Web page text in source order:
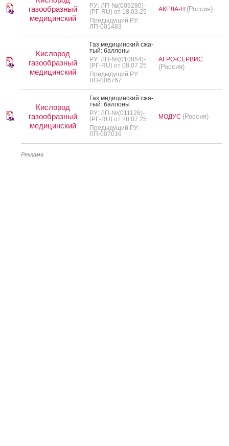
газообразный
медицинский
РУ: ЛП-№(009280)-
(РГ-RU) от 18.03.25
Предыдущий РУ:
ЛП-001483
АКЕЛА-Н (Россия)
Кислород
газообразный
медицинский
Газ ме­дицин­ский сжа­
тый: бал­ло­ны
РУ: ЛП-№(010854)-
(РГ-RU) от 08.07.25
Предыдущий РУ:
ЛП-006767
АГРО-СЕРВИС
(Россия)
Кислород
газообразный
медицинский
Газ ме­дицин­ский сжа­
тый: бал­ло­ны
РУ: ЛП-№(011126)-
(РГ-RU) от 28.07.25
Предыдущий РУ:
ЛП-007016
МОДУС (Россия)
Реклама